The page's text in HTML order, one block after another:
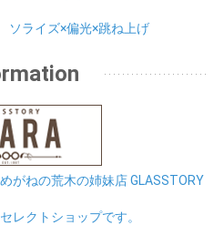
ソライズ×偏光×跳ね上げ
がねの荒木の姉妹店 GLASSTORY
レクトショップです。